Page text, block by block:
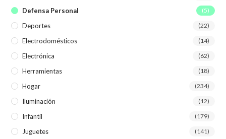
Defensa Personal (5)
Deportes (22)
Electrodomésticos (14)
Electrónica (62)
Herramientas (18)
Hogar (234)
Iluminación (12)
Infantil (179)
Juguetes (141)